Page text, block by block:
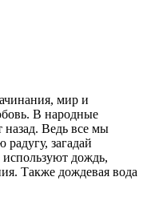
мир и
В народные
Ведь все мы
загадай
дождь,
Также дождевая вода